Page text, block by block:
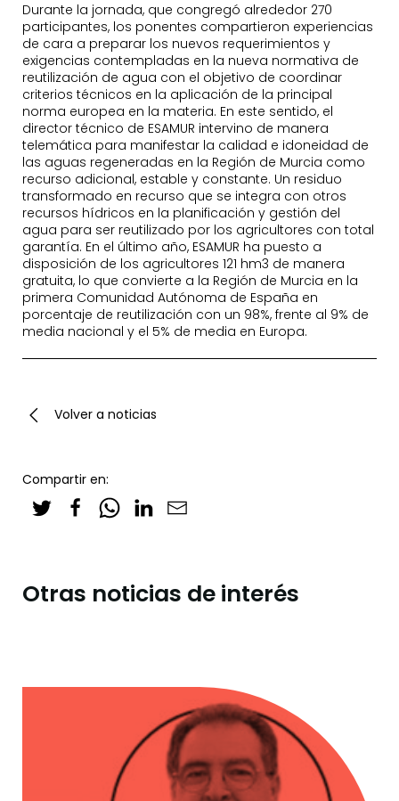
Durante la jornada, que congregó alrededor 270
participantes, los ponentes compartieron experiencias
de cara a preparar los nuevos requerimientos y
exigencias contempladas en la nueva normativa de
reutilización de agua con el objetivo de coordinar
criterios técnicos en la aplicación de la principal
norma europea en la materia. En este sentido, el
director técnico de ESAMUR intervino de manera
telemática para manifestar la calidad e idoneidad de
las aguas regeneradas en la Región de Murcia como
recurso adicional, estable y constante. Un residuo
transformado en recurso que se integra con otros
recursos hídricos en la planificación y gestión del
agua para ser reutilizado por los agricultores con total
garantía. En el último año, ESAMUR ha puesto a
disposición de los agricultores 121 hm3 de manera
gratuita, lo que convierte a la Región de Murcia en la
primera Comunidad Autónoma de España en
porcentaje de reutilización con un 98%, frente al 9% de
media nacional y el 5% de media en Europa.
Volver a noticias
Compartir en:
Otras noticias de interés